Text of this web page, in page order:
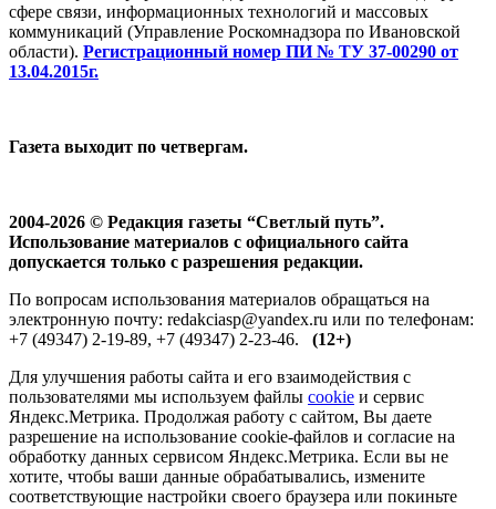
сфере связи, информационных технологий и массовых
коммуникаций (Управление Роскомнадзора по Ивановской
области). Регистрационный номер ПИ № ТУ 37-00290 от
13.04.2015г.
Газета выходит по четвергам.
2004-2026 © Редакция газеты “Светлый путь”.
Использование материалов с официального сайта
допускается только с разрешения редакции.
По вопросам использования материалов обращаться на
электронную почту: redakciasp@yandex.ru или по телефонам:
+7 (49347) 2-19-89, +7 (49347) 2-23-46. (12+)
Для улучшения работы сайта и его взаимодействия с
пользователями мы используем файлы cookie и сервис
Яндекс.Метрика. Продолжая работу с сайтом, Вы даете
разрешение на использование cookie-файлов и согласие на
обработку данных сервисом Яндекс.Метрика. Если вы не
хотите, чтобы ваши данные обрабатывались, измените
соответствующие настройки своего браузера или покиньте